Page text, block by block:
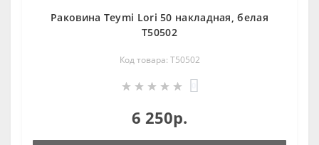
Раковина Teymi Lori 50 накладная, белая
T50502
Код товара: T50502
6 250р.